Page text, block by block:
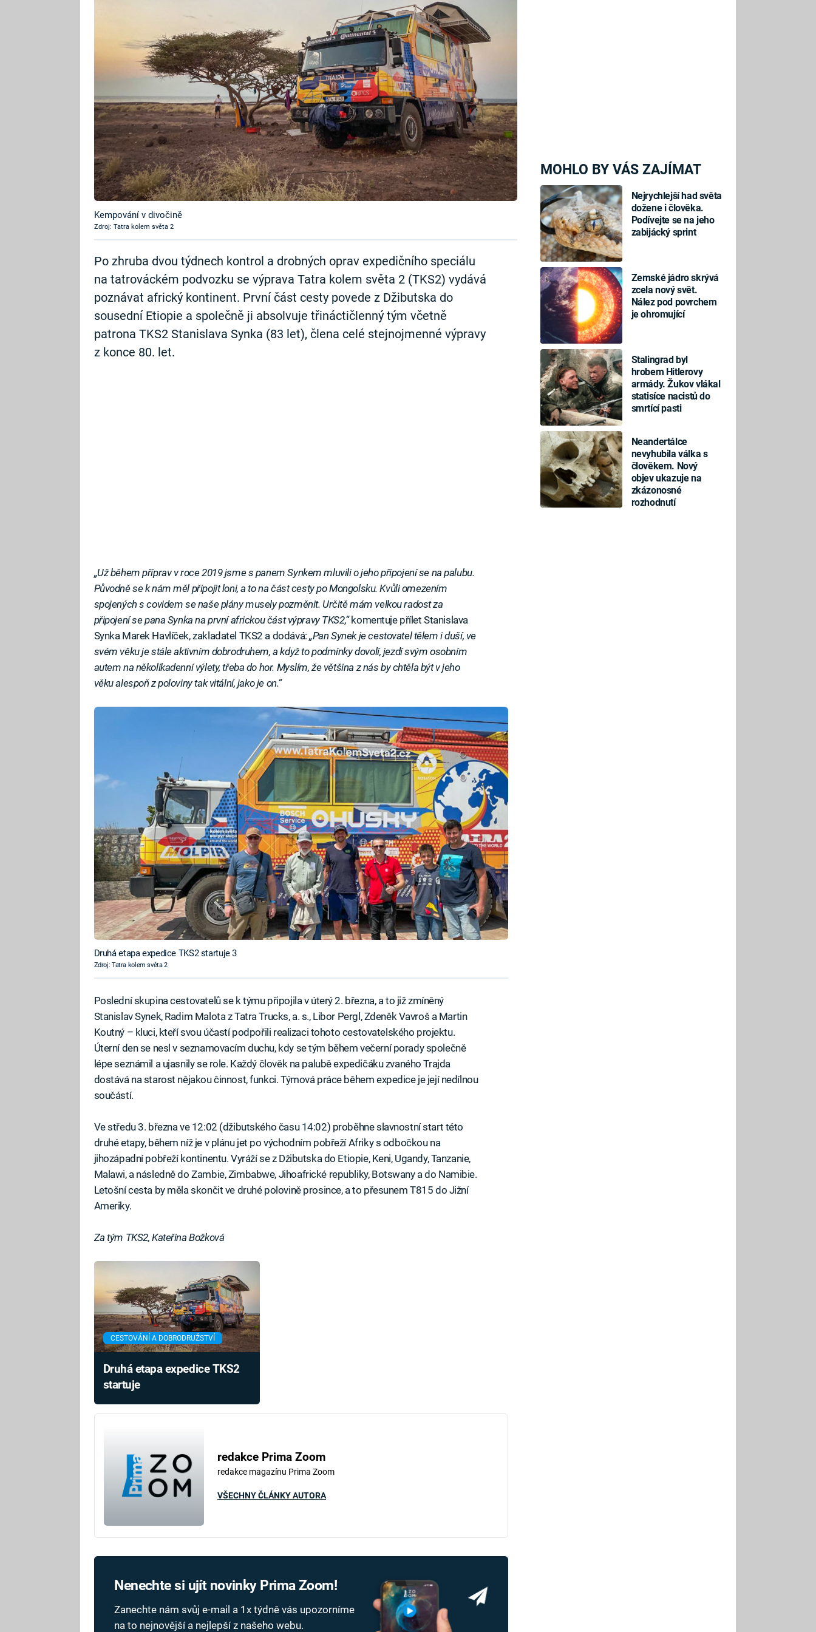
MOHLO BY VÁS ZAJÍMAT
Nejrychlejší had světa
dožene i člověka.
Podívejte se na jeho
zabijácký sprint
Zemské jádro skrývá
zcela nový svět.
Nález pod povrchem
je ohromující
Stalingrad byl
hrobem Hitlerovy
armády. Žukov vlákal
statisíce nacistů do
smrtící pasti
Neandertálce
nevyhubila válka s
člověkem. Nový
objev ukazuje na
zkázonosné
rozhodnutí
Kempování v divočině
Zdroj: Tatra kolem světa 2
Po zhruba dvou týdnech kontrol a drobných oprav expedičního speciálu
na tatrováckém podvozku se výprava Tatra kolem světa 2 (TKS2) vydává
poznávat africký kontinent. První část cesty povede z Džibutska do
sousední Etiopie a společně ji absolvuje třináctičlenný tým včetně
patrona TKS2 Stanislava Synka (83 let), člena celé stejnojmenné výpravy
z konce 80. let.
„Už během příprav v roce 2019 jsme s panem Synkem mluvili o jeho připojení se na palubu.
Původně se k nám měl připojit loni, a to na část cesty po Mongolsku. Kvůli omezením
spojených s covidem se naše plány musely pozměnit. Určitě mám velkou radost za
připojení se pana Synka na první africkou část výpravy TKS2,“komentuje přílet Stanislava
Synka Marek Havlíček, zakladatel TKS2 a dodává:„Pan Synek je cestovatel tělem i duší, ve
svém věku je stále aktivním dobrodruhem, a když to podmínky dovolí, jezdí svým osobním
autem na několikadenní výlety, třeba do hor. Myslím, že většina z nás by chtěla být v jeho
věku alespoň z poloviny tak vitální, jako je on.“
Druhá etapa expedice TKS2 startuje 3
Zdroj: Tatra kolem světa 2
Poslední skupina cestovatelů se k týmu připojila v úterý 2. března, a to již zmíněný
Stanislav Synek, Radim Malota z Tatra Trucks, a. s., Libor Pergl, Zdeněk Vavroš a Martin
Koutný – kluci, kteří svou účastí podpořili realizaci tohoto cestovatelského projektu.
Úterní den se nesl v seznamovacím duchu, kdy se tým během večerní porady společně
lépe seznámil a ujasnily se role. Každý člověk na palubě expedičáku zvaného Trajda
dostává na starost nějakou činnost, funkci. Týmová práce během expedice je její nedílnou
součástí.
Ve středu 3. března ve 12:02 (džibutského času 14:02) proběhne slavnostní start této
druhé etapy, během níž je v plánu jet po východním pobřeží Afriky s odbočkou na
jihozápadní pobřeží kontinentu. Vyráží se z Džibutska do Etiopie, Keni, Ugandy, Tanzanie,
Malawi, a následně do Zambie, Zimbabwe, Jihoafrické republiky, Botswany a do Namibie.
Letošní cesta by měla skončit ve druhé polovině prosince, a to přesunem T815 do Jižní
Ameriky.
Za tým TKS2, Kateřina Božková
CESTOVÁNÍ A DOBRODRUŽSTVÍ
Druhá etapa expedice TKS2
startuje
redakce Prima Zoom
redakce magazínu Prima Zoom
VŠECHNY ČLÁNKY AUTORA
Nenechte si ujít novinky Prima Zoom!
Zanechte nám svůj e-mail a 1x týdně vás upozorníme
na to nejnovější a nejlepší z našeho webu.